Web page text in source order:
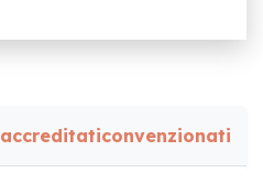
accreditaticonvenzionati